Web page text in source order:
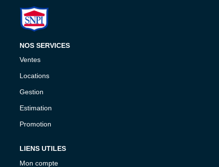
NOS SERVICES
Ventes
Locations
Gestion
Estimation
Promotion
LIENS UTILES
Mon compte